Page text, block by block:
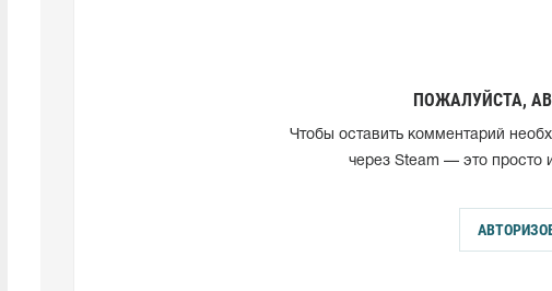
ПОЖАЛУЙСТА,
Чтобы оставить комментарий
через Steam — это просто